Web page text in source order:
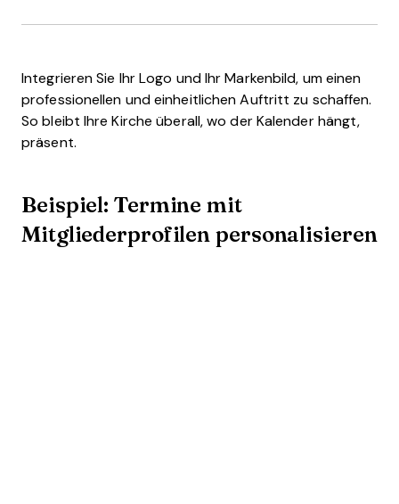
Integrieren Sie Ihr Logo und Ihr Markenbild, um einen
professionellen und einheitlichen Auftritt zu schaffen.
So bleibt Ihre Kirche überall, wo der Kalender hängt,
präsent.
Beispiel: Termine mit
Mitgliederprofilen personalisieren